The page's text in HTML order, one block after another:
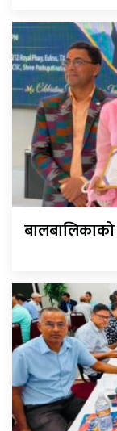
बालबालिकाको